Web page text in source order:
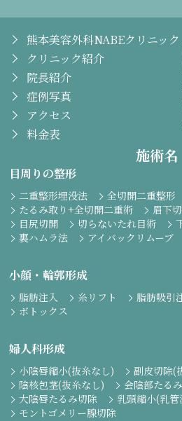
熊本美容外科NABEクリニック
クリニック紹介
院長紹介
症例写真
アクセス
料金表
施術名
目周りの整形
二重整形埋没法
全切開二重整形
たるみ取り+全切開二重術
眉下
目尻切開
切らないたれ目術
裏ハムラ法
アイバックリムーブ
小顔・輪郭形成
脂肪注入 糸リフト 脂肪吸引
ボトックス
婦人科形成
小陰唇縮小(抜糸なし)
副皮切除(
陰核包茎(抜糸なし)
会陰部たる
大陰唇たるみ切除
乳頭縮小(乳管
モントゴメリー腺切除